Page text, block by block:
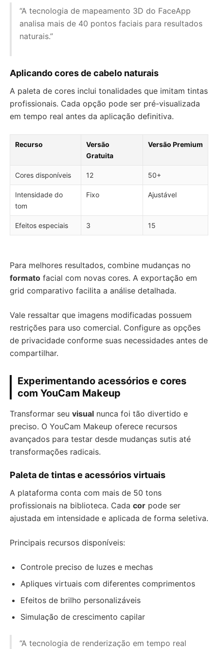
“A tecnologia de mapeamento 3D do FaceApp
analisa mais de 40 pontos faciais para resultados
naturais.”
Aplicando cores de cabelo naturais
A paleta de cores inclui tonalidades que imitam tintas
profissionais. Cada opção pode ser pré-visualizada
em tempo real antes da aplicação definitiva.
Recurso
Versão
Gratuita
Versão Premium
Cores disponíveis 12 50+
Intensidade do
tom
Fixo Ajustável
Efeitos especiais 3 15
Para melhores resultados, combine mudanças no
formato facial com novas cores. A exportação em
grid comparativo facilita a análise detalhada.
Vale ressaltar que imagens modificadas possuem
restrições para uso comercial. Configure as opções
de privacidade conforme suas necessidades antes de
compartilhar.
Experimentando acessórios e cores
com YouCam Makeup
Transformar seu visual nunca foi tão divertido e
preciso. O YouCam Makeup oferece recursos
avançados para testar desde mudanças sutis até
transformações radicais.
Paleta de tintas e acessórios virtuais
A plataforma conta com mais de 50 tons
profissionais na biblioteca. Cada cor pode ser
ajustada em intensidade e aplicada de forma seletiva.
Principais recursos disponíveis:
Controle preciso de luzes e mechas
Apliques virtuais com diferentes comprimentos
Efeitos de brilho personalizáveis
Simulação de crescimento capilar
“A tecnologia de renderização em tempo real